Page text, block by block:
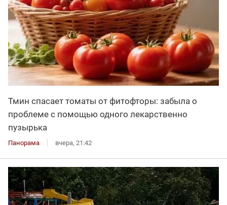
Тмин спасает томаты от фитофторы: забыла о
проблеме с помощью одного лекарственно
пузырька
Панорама вчера, 21:42